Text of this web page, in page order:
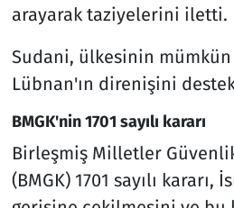
arayarak taziyelerini iletti.
Sudani, ülkesinin
Lübnan'ın direnişini
BMGK'nin 1701 sayılı kararı
Birleşmiş Milletler
(BMGK) 1701 sayılı kararı,